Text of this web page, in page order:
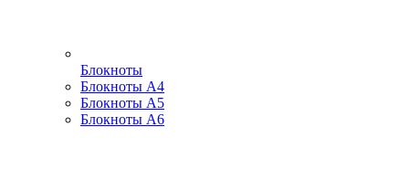
Блокноты
Блокноты А4
Блокноты А5
Блокноты А6